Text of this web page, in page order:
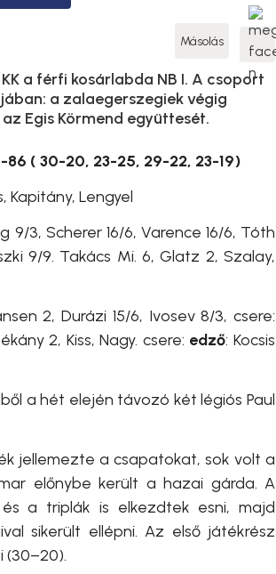
Másolás
a férfi kosárlabda NB I. A csoport
a zalaegerszegiek végig
Egis Körmend együttesét.
86 ( 30-20, 23-25, 29-22, 23-19)
Kapitány, Lengyel
9/3, Scherer 16/6, Varence 16/6, Tóth
9/9. Takács Mi. 6, Glatz 2, Szalay,
2, Durázi 15/6, Ivosev 8/3, csere:
2, Kiss, Nagy. csere: edző: Kocsis
a hét elején távozó két légiós Paul
jellemezte a csapatokat, sok volt a
előnybe került a hazai gárda. A
a triplák is elkezdtek esni, majd
sikerült ellépni. Az első játékrész
(30–20).